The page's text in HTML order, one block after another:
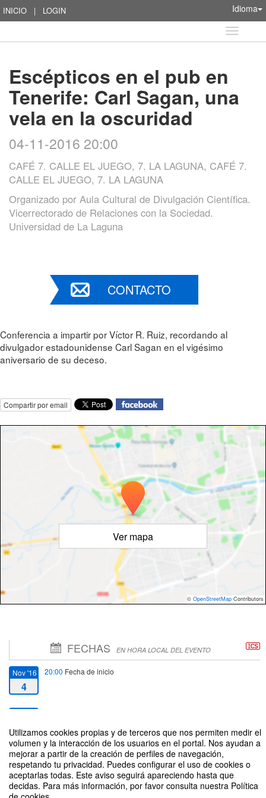
Utilizamos cookies propias y de terceros que nos permiten medir el
volumen y la interacción de los usuarios en el portal. Nos ayudan a
mejorar a partir de la creación de perfiles de navegación,
respetando tu privacidad. Puedes configurar el uso de cookies o
aceptarlas todas. Este aviso seguirá apareciendo hasta que
decidas. Para más información, por favor consulta nuestra Política
INICIO | LOGIN Idioma
Idioma
Escépticos en el pub en
Tenerife: Carl Sagan, una
vela en la oscuridad
04-11-2016 20:00
CAFÉ 7. CALLE EL JUEGO, 7. LA LAGUNA, CAFÉ 7.
CALLE EL JUEGO, 7. LA LAGUNA
Organizado por Aula Cultural de Divulgación Científica.
Vicerrectorado de Relaciones con la Sociedad.
Universidad de La Laguna
CONTACTO
Conferencia a impartir por Víctor R. Ruiz, recordando al
divulgador estadounidense Carl Sagan en el vigésimo
aniversario de su deceso.
Compartir por email
Ver mapa
© OpenStreetMap Contributors
FECHAS EN HORA LOCAL DEL EVENTO
Nov '16
4
20:00 Fecha de inicio
4